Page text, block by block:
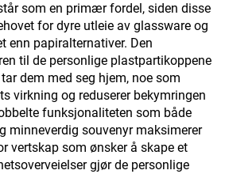
som en primær fordel, siden disse
for dyre utleie av glassware og
enn papiralternativer. Den
til de personlige plastpartikoppene
dem med seg hjem, noe som
virkning og reduserer bekymringen
funksjonaliteten som både
minneverdig souvenyr maksimerer
vertskap som ønsker å skape et
gjør de personlige